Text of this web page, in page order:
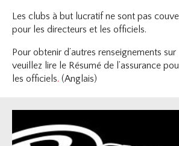
Les clubs à but lucratif ne sont pas
pour les directeurs et les officiels.
Pour obtenir d’autres renseignements
veuillez lire le Résumé de l’assurance
les officiels. (Anglais)